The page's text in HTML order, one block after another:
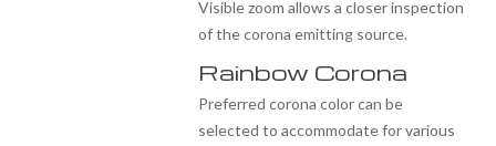
Visible zoom allows a closer inspection
of the corona emitting source.
Rainbow Corona
Preferred corona color can be
selected to accommodate for various